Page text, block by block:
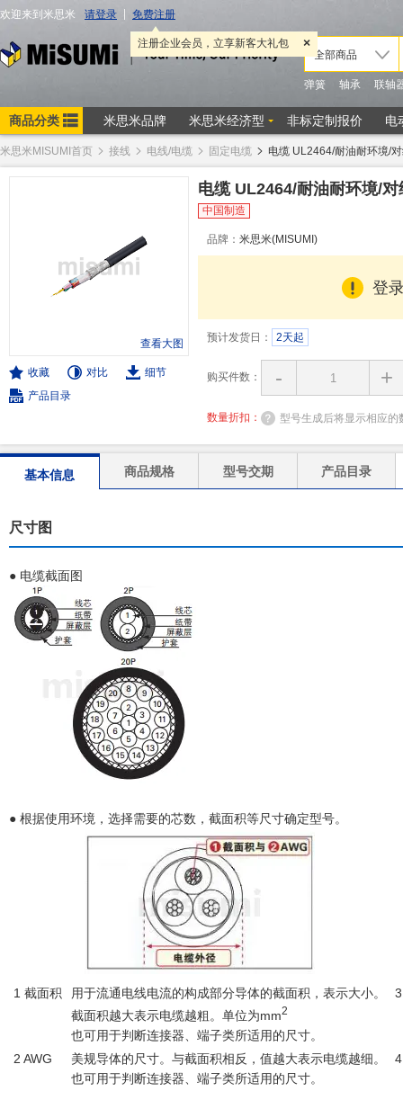
米思米MISUMI首页 接线 电线/电缆 固定电缆 电缆 UL2464/耐油耐环境/
查看大图
收藏 对比
细节
产品目录
电缆 UL2464/耐油耐环境/
中国制造
品牌： 米思米(MISUMI)
登
预计发货日： 2天起
购买件数： - +
数量折扣： 型号生成后将显示相应的
基本信息 商品规格 型号交期 产品目录
尺寸图
● 电缆截面图
● 根据使用环境，选择需要的芯数，截面积等尺寸确定型号。
1 截面积
用于流通电线电流的构成部分导体的截面积，表示大小。
截面积越大表示电缆越粗。单位为mm2
也可用于判断连接器、端子类所适用的尺寸。
2 AWG
美规导体的尺寸。与截面积相反，值越大表示电缆越细。
也可用于判断连接器、端子类所适用的尺寸。